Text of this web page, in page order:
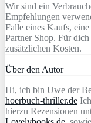
Wir sind ein
Empfehlungen
Falle eines Kaufs,
Partner Shop. Für
zusätzlichen Kosten.
Über den Autor
Hi, ich bin Uwe der
hoerbuch-thriller.de
hierzu Rezensionen